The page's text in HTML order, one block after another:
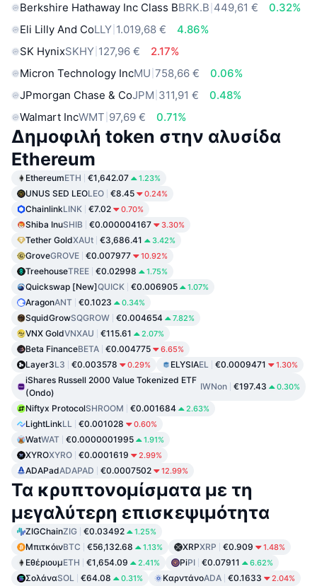
Berkshire Hathaway Inc Class BBRK.B 449,61 €
0.32%
Eli Lilly And CoLLY 1.019,68 €
4.86%
SK HynixSKHY 127,96 €
2.17%
Micron Technology IncMU 758,66 €
0.06%
JPmorgan Chase & CoJPM 311,91 €
0.48%
Walmart IncWMT 97,69 € 0.71%
Δημοφιλή token στην αλυσίδα
Ethereum
EthereumETH €1,642.07 1.23%
UNUS SED LEOLEO €8.45 0.24%
ChainlinkLINK €7.02 0.70%
Shiba InuSHIB €0.000004167 3.30%
Tether GoldXAUt €3,686.41 3.42%
GroveGROVE €0.007977 10.92%
TreehouseTREE €0.02998 1.75%
Quickswap [New]QUICK €0.006905 1.07%
AragonANT €0.1023 0.34%
SquidGrowSQGROW €0.004654 7.82%
VNX GoldVNXAU €115.61 2.07%
Beta FinanceBETA €0.004775 6.65%
Layer3L3 €0.003578 0.29% ELYSIAEL €0.0009471 1.30%
iShares Russell 2000 Value Tokenized ETF
(Ondo)
IWNon €197.43 0.30%
Niftyx ProtocolSHROOM €0.001684 2.63%
LightLinkLL €0.001028 0.60%
WatWAT €0.0000001995 1.91%
XYROXYRO €0.0001619 2.99%
ADAPadADAPAD €0.0007502 12.99%
Τα κρυπτονομίσματα με τη
μεγαλύτερη επισκεψιμότητα
ZIGChainZIG €0.03492 1.25%
ΜπιτκόινBTC €56,132.68 1.13% XRPXRP €0.909 1.48%
ΕθέριουμETH €1,654.09 2.41% PiPI €0.07911 6.62%
ΣολάναSOL €64.08 0.31% ΚαρντάνοADA €0.1633 2.04%